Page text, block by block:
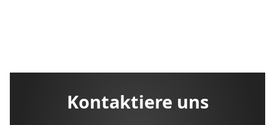
Kontaktiere uns